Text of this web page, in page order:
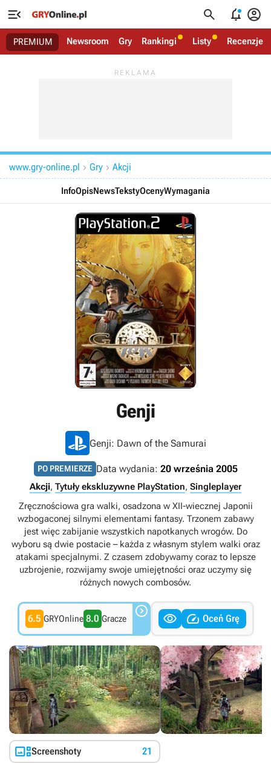
   
PREMIUM Newsroom Gry Rankingi Listy Recenzje
www.gry-online.pl  Gry  Akcji
InfoOpisNewsTekstyOcenyWymagania
Genji
Genji: Dawn of the Samurai
PO PREMIERZE Data wydania: 20 września 2005
Akcji, Tytuły ekskluzywne PlayStation, Singleplayer
Zręcznościowa gra walki, osadzona w XII-wiecznej Japonii
wzbogaconej silnymi elementami fantasy. Trzonem zabawy
jest więc zabijanie wszystkich napotkanych wrogów. Do
wyboru są dwie postacie – każda z własnym stylem walki oraz
atakami specjalnymi. Z czasem zdobywamy coraz to lepsze
uzbrojenie, rozwijamy swoje umiejętności oraz uczymy się
różnych nowych combosów.
6.5 GRYOnline 8.0 Gracze    Oceń Grę
Screenshoty 21